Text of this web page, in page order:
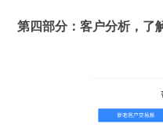
第四部分：客户分析，了